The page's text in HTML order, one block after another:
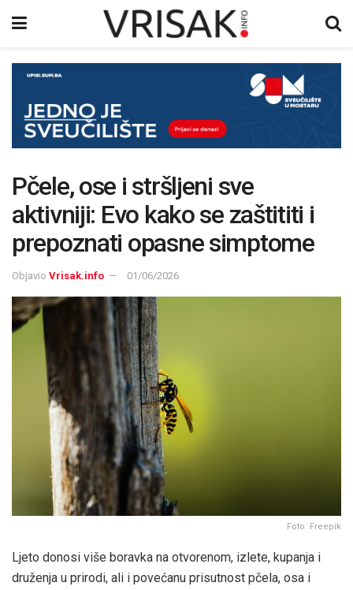
Pčele, ose i stršljeni sve
aktivniji: Evo kako se zaštititi i
prepoznati opasne simptome
Objavio Vrisak.info 01/06/2026
Foto: Freepik
Ljeto donosi više boravka na otvorenom, izlete, kupanja i
druženja u prirodi, ali i povećanu prisutnost pčela, osa i